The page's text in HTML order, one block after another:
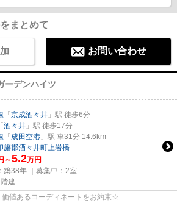
まとめて
お問い合わせ
ーデンハイツ
「京成酒々井 」駅 徒歩6分
「酒々井 」駅 徒歩17分
「成田空港 」駅 車31分 14.6km
旛郡酒々井町 上岩橋
～5.2万円
築38年 ｜募集中： 2室
建
値あるコーディネートをお約束☆